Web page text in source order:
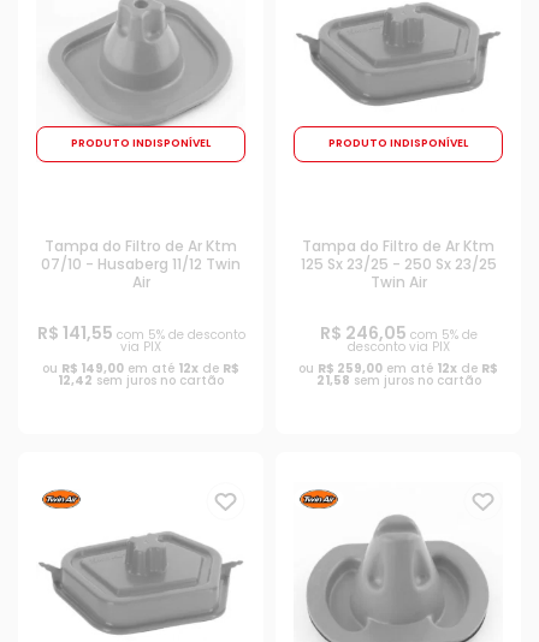
PRODUTO INDISPONÍVEL
Tampa do Filtro de Ar Ktm
07/10 - Husaberg 11/12 Twin
Air
R$ 141,55 com 5% de desconto
via PIX
ou R$ 149,00 em até 12x de R$
12,42 sem juros no cartão
PRODUTO INDISPONÍVEL
Tampa do Filtro de Ar Ktm
125 Sx 23/25 - 250 Sx 23/25
Twin Air
R$ 246,05 com 5% de
desconto via PIX
ou R$ 259,00 em até 12x de R$
21,58 sem juros no cartão